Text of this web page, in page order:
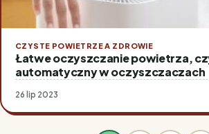
CZYSTE POWIETRZE A ZDROWIE
Łatwe oczyszczanie powietrza,
automatyczny w oczyszczaczach
26 lip 2023